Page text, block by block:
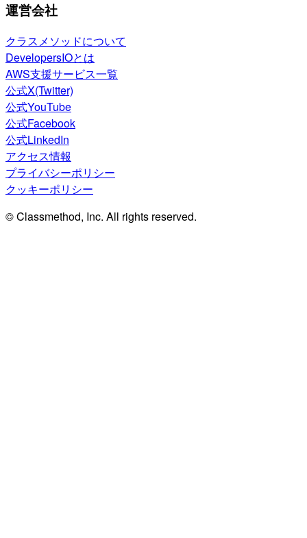
運営会社
クラスメソッドについて
DevelopersIOとは
AWS支援サービス一覧
公式X(Twitter)
公式YouTube
公式Facebook
公式LinkedIn
アクセス情報
プライバシーポリシー
クッキーポリシー
© Classmethod, Inc. All rights reserved.